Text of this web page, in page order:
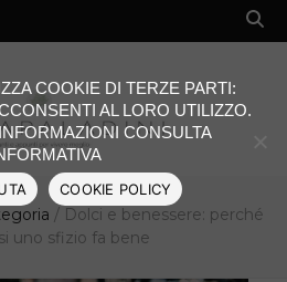
/ Dolci e benessere: perché
uno sfizio fa bene
COOKIE DI TERZE PARTI:
AL LORO UTILIZZO.
CONSULTA
COOKIE POLICY